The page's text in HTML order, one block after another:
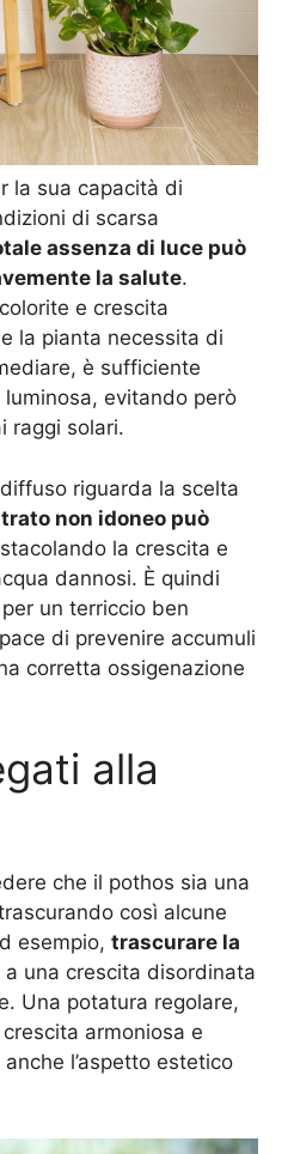
la sua capacità di
di scarsa
assenza di luce può
la salute.
e crescita
la pianta necessita di
è sufficiente
evitando però
raggi solari.
riguarda la scelta
non idoneo può
la crescita e
dannosi. È quindi
un terriccio ben
di prevenire accumuli
corretta ossigenazione
alla
che il pothos sia una
così alcune
esempio, trascurare la
una crescita disordinata
Una potatura regolare,
armoniosa e
l’aspetto estetico